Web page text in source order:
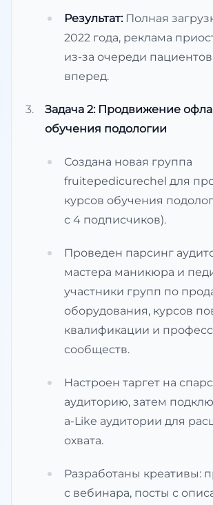
Результат:Полная
2022 года, реклама
из-за очереди
вперед.
Задача 2: Продвижение
обучения подологии
Создана новая группа
fruitepedicurechel для
курсов обучения
с 4 подписчиков).
Проведен парсинг
мастера маникюра и
участники групп по
оборудования, курсов
квалификации и
сообществ.
Настроен таргет на
аудиторию, затем
a-Like аудитории для
охвата.
Разработаны креативы:
с вебинара, посты с